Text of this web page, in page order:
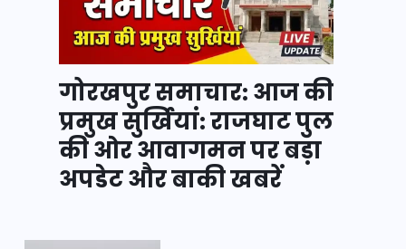
गोरखपुर समाचार: आज की
प्रमुख सुर्खियां: राजघाट पुल
की ओर आवागमन पर बड़ा
अपडेट और बाकी खबरें